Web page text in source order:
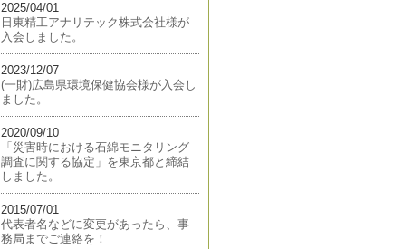
2025/04/01
日東精工アナリテック株式会社様が
入会しました。
2023/12/07
(一財)広島県環境保健協会様が入会し
ました。
2020/09/10
「災害時における石綿モニタリング
調査に関する協定」を東京都と締結
しました。
2015/07/01
代表者名などに変更があったら、事
務局までご連絡を！